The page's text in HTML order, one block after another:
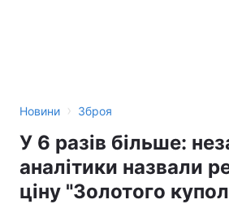
Новини › Зброя
У 6 разів більше:
аналітики назвали
ціну "Золотого